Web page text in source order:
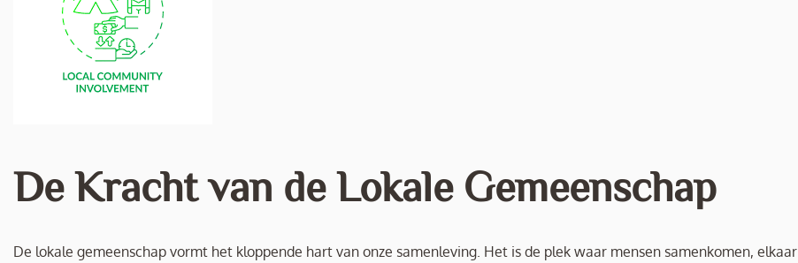
De Kracht van de Lokale Gemeenschap
De lokale gemeenschap vormt het kloppende hart van onze samenleving. Het is de plek waar mensen samenkomen, elkaar